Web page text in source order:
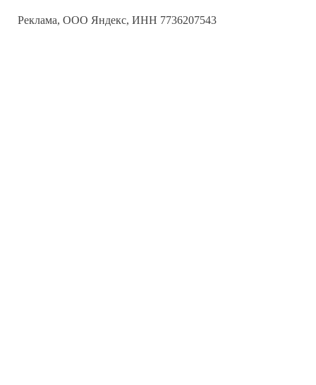
Реклама, ООО Яндекс, ИНН 7736207543